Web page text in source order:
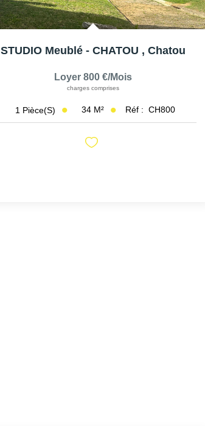
STUDIO Meublé - CHATOU , Chatou
Loyer 800 €/mois
charges comprises
1 Pièce(s) 34 M² Réf : CH800